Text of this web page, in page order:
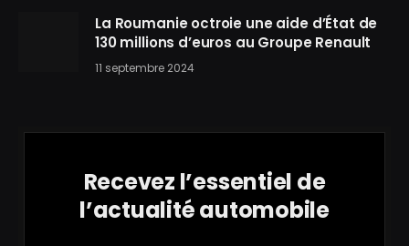
La Roumanie octroie une aide d’État de
130 millions d’euros au Groupe Renault
11 septembre 2024
Recevez l’essentiel de
l’actualité automobile